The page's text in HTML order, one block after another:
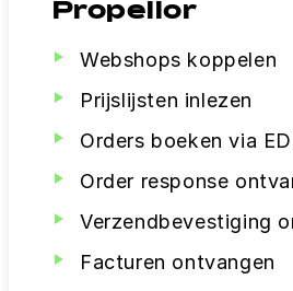
Propellor
Webshops koppelen
Prijslijsten inlezen
Orders boeken via
Order response
Verzendbevestiging
Facturen ontvangen